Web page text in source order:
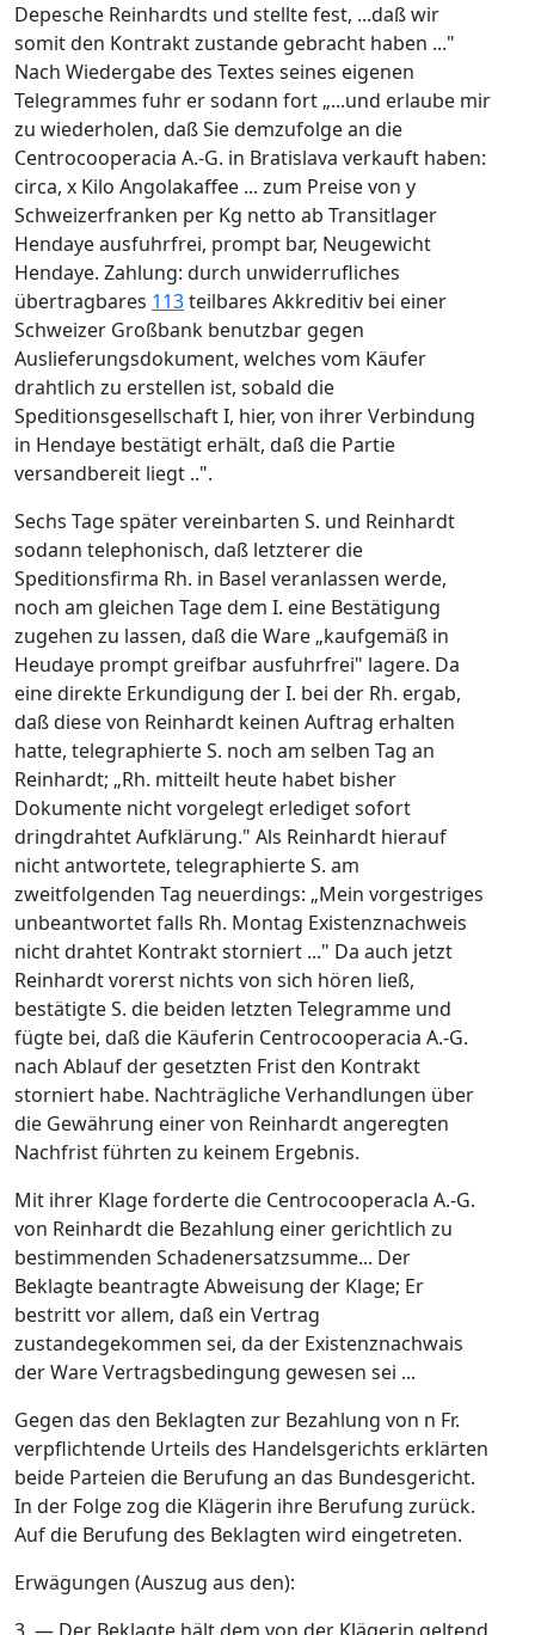
Depesche Reinhardts und stellte fest, ...daß wir
somit den Kontrakt zustande gebracht haben ..."
Nach Wiedergabe des Textes seines eigenen
Telegrammes fuhr er sodann fort „...und erlaube mir
zu wiederholen, daß Sie demzufolge an die
Centrocooperacia A.-G. in Bratislava verkauft haben:
circa, x Kilo Angolakaffee ... zum Preise von y
Schweizerfranken per Kg netto ab Transitlager
Hendaye ausfuhrfrei, prompt bar, Neugewicht
Hendaye. Zahlung: durch unwiderrufliches
übertragbares 113teilbares Akkreditiv bei einer
Schweizer Großbank benutzbar gegen
Auslieferungsdokument, welches vom Käufer
drahtlich zu erstellen ist, sobald die
Speditionsgesellschaft I, hier, von ihrer Verbindung
in Hendaye bestätigt erhält, daß die Partie
versandbereit liegt ..".
Sechs Tage später vereinbarten S. und Reinhardt
sodann telephonisch, daß letzterer die
Speditionsfirma Rh. in Basel veranlassen werde,
noch am gleichen Tage dem I. eine Bestätigung
zugehen zu lassen, daß die Ware „kaufgemäß in
Heudaye prompt greifbar ausfuhrfrei" lagere. Da
eine direkte Erkundigung der I. bei der Rh. ergab,
daß diese von Reinhardt keinen Auftrag erhalten
hatte, telegraphierte S. noch am selben Tag an
Reinhardt; „Rh. mitteilt heute habet bisher
Dokumente nicht vorgelegt erlediget sofort
dringdrahtet Aufklärung." Als Reinhardt hierauf
nicht antwortete, telegraphierte S. am
zweitfolgenden Tag neuerdings: „Mein vorgestriges
unbeantwortet falls Rh. Montag Existenznachweis
nicht drahtet Kontrakt storniert ..." Da auch jetzt
Reinhardt vorerst nichts von sich hören ließ,
bestätigte S. die beiden letzten Telegramme und
fügte bei, daß die Käuferin Centrocooperacia A.-G.
nach Ablauf der gesetzten Frist den Kontrakt
storniert habe. Nachträgliche Verhandlungen über
die Gewährung einer von Reinhardt angeregten
Nachfrist führten zu keinem Ergebnis.
Mit ihrer Klage forderte die Centrocooperacla A.-G.
von Reinhardt die Bezahlung einer gerichtlich zu
bestimmenden Schadenersatzsumme... Der
Beklagte beantragte Abweisung der Klage; Er
bestritt vor allem, daß ein Vertrag
zustandegekommen sei, da der Existenznachwais
der Ware Vertragsbedingung gewesen sei ...
Gegen das den Beklagten zur Bezahlung von n Fr.
verpflichtende Urteils des Handelsgerichts erklärten
beide Parteien die Berufung an das Bundesgericht.
In der Folge zog die Klägerin ihre Berufung zurück.
Auf die Berufung des Beklagten wird eingetreten.
Erwägungen (Auszug aus den):